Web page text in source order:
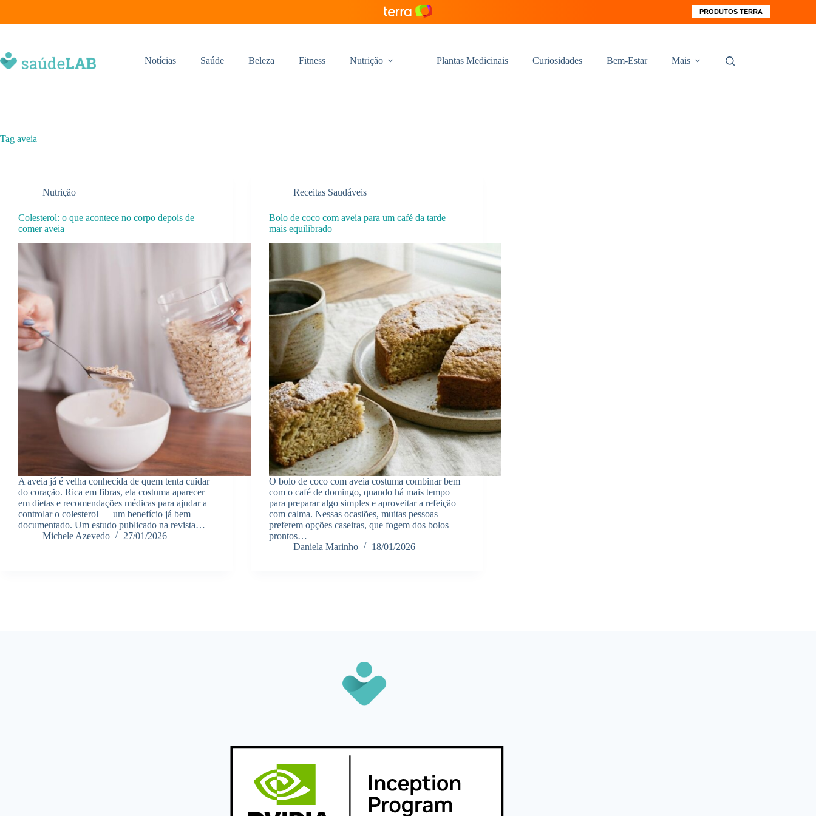
PRODUTOS TERRA
Notícias Saúde Beleza Fitness Nutrição Plantas Medicinais Curiosidades Bem-Estar Mais
Tag aveia
Nutrição
Colesterol: o que acontece no corpo depois de
comer aveia
A aveia já é velha conhecida de quem tenta cuidar
do coração. Rica em fibras, ela costuma aparecer
em dietas e recomendações médicas para ajudar a
controlar o colesterol — um benefício já bem
documentado. Um estudo publicado na revista…
Michele Azevedo
27/01/2026
Receitas Saudáveis
Bolo de coco com aveia para um café da tarde
mais equilibrado
O bolo de coco com aveia costuma combinar bem
com o café de domingo, quando há mais tempo
para preparar algo simples e aproveitar a refeição
com calma. Nessas ocasiões, muitas pessoas
preferem opções caseiras, que fogem dos bolos
prontos…
Daniela Marinho
18/01/2026